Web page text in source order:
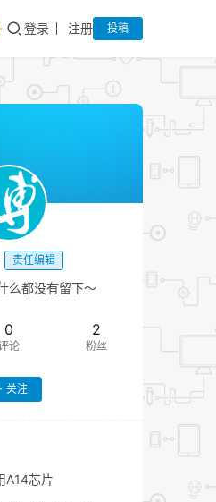
登录 注册 投稿
责任编辑
么都没有留下～
0
论
2
粉丝
关注
A14芯片